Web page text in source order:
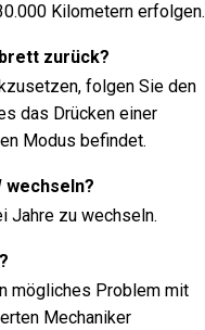
Kilometern erfolgen.
zurück?
folgen Sie den
das Drücken einer
Modus befindet.
wechseln?
Jahre zu wechseln.
mögliches Problem mit
Mechaniker